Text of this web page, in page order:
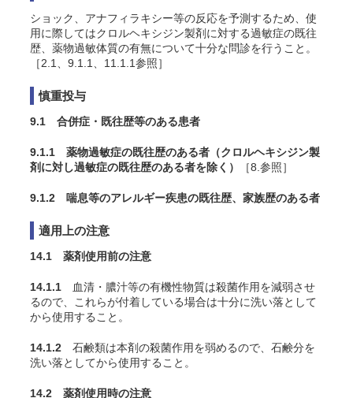
ショック、アナフィラキシー等の反応を予測するため、使
用に際してはクロルヘキシジン製剤に対する過敏症の既往
歴、薬物過敏体質の有無について十分な問診を行うこと。
［2.1、9.1.1、11.1.1参照］
慎重投与
9.1 合併症・既往歴等のある患者
9.1.1 薬物過敏症の既往歴のある者（クロルヘキシジン製
剤に対し過敏症の既往歴のある者を除く）
［8.参照］
9.1.2 喘息等のアレルギー疾患の既往歴、家族歴のある者
適用上の注意
14.1 薬剤使用前の注意
14.1.1 血清・膿汁等の有機性物質は殺菌作用を減弱させ
るので、これらが付着している場合は十分に洗い落として
から使用すること。
14.1.2 石鹸類は本剤の殺菌作用を弱めるので、石鹸分を
洗い落としてから使用すること。
14.2 薬剤使用時の注意